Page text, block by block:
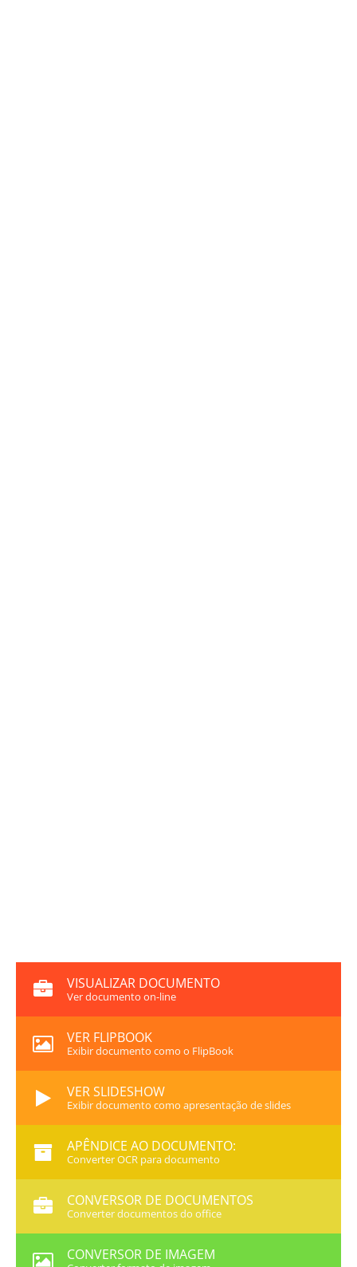
VISUALIZAR DOCUMENTO
Ver documento on-line
VER FLIPBOOK
Exibir documento como o FlipBook
VER SLIDESHOW
Exibir documento como apresentação de slides
APÊNDICE AO DOCUMENTO:
Converter OCR para documento
CONVERSOR DE DOCUMENTOS
Converter documentos do office
CONVERSOR DE IMAGEM